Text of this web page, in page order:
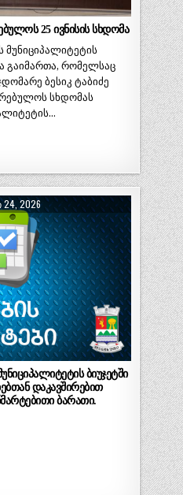
25 ივნისის სხდომა
გაიმართა, რომელსაც
ბესიკ ტაბიძე
სხდომას
24, 2026
ბიუჯეტში
დაკავშირებით
ბარათი.